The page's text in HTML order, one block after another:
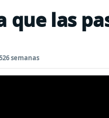
que las
semanas